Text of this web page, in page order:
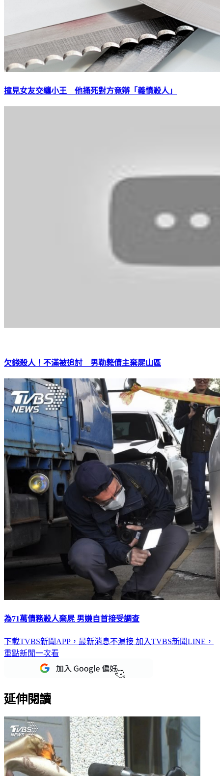
撞見女友交纏小王 他捅死對方竟辯「義憤殺人」
欠錢殺人！不滿被追討 男勒斃債主棄屍山區
為71萬債務殺人棄屍 男嫌自首接受調查
下載TVBS新聞APP，最新消息不漏接 加入TVBS新聞LINE，
重點新聞一次看
延伸閱讀